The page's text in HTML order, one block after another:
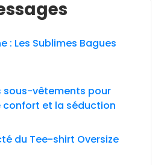
: Les Sublimes Bagues
sous-vêtements pour
confort et la séduction
du Tee-shirt Oversize